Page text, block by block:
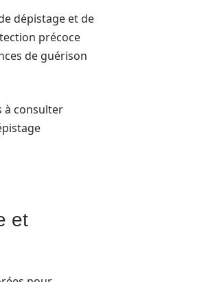
dépistage et de
précoce
de guérison
à consulter
et